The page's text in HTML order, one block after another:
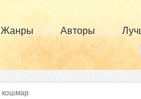
Жанры Авторы
кошмар